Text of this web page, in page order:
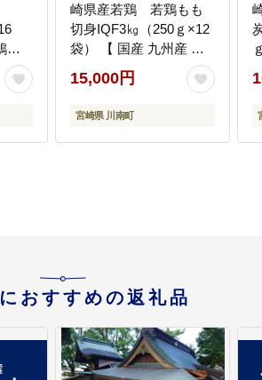
肉
げ
】
崎県産若鶏 若鶏もも
切身IQF3㎏（250ｇ×12
袋） 【 国産 九州産 鶏
肉 若鶏 肉 とり もも モ
モ肉 たっぷり 大容量 宮
崎県 川南町 送料無料 】
15,000円
宮崎県 川南町
おすすめの返礼品